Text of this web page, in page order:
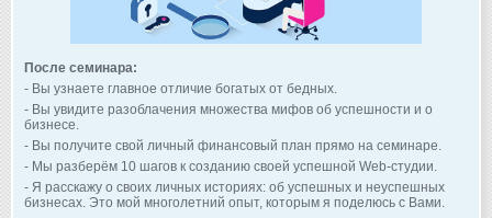
После семинара:
- Вы узнаете главное отличие богатых от бедных.
- Вы увидите разоблачения множества мифов об успешности и о
бизнесе.
- Вы получите свой личный финансовый план прямо на семинаре.
- Мы разберём 10 шагов к созданию своей успешной Web-студии.
- Я расскажу о своих личных историях: об успешных и неуспешных
бизнесах. Это мой многолетний опыт, которым я поделюсь с Вами.